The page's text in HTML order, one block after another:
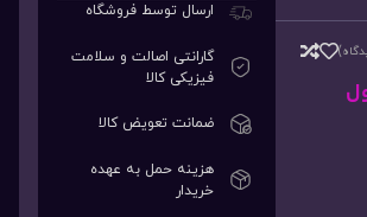
ارسال توسط فروشگاه
گارانتی اصالت و سلامت
فیزیکی کالا
ضمانت تعویض کالا
هزینه حمل به عهده
خریدار